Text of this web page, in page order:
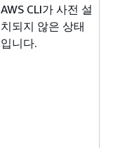
AWS CLI가 사전 설
치되지 않은 상태
입니다.